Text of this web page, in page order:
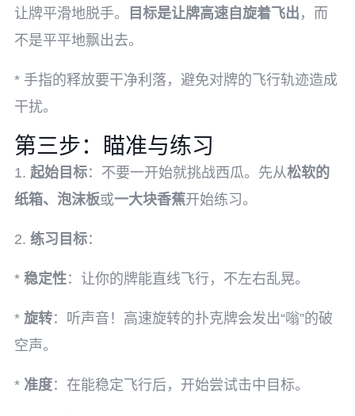
让牌平滑地脱手。
目标是让牌高速自旋着飞出 ，而
不是平平地飘出去。
* 手指的释放要干净利落，避免对牌的飞行轨迹造成
干扰。
第三步：瞄准与练习
1. 起始目标：不要一开始就挑战西瓜。先从松软的
纸箱、泡沫板或一大块香蕉开始练习。
2. 练习目标：
* 稳定性：让你的牌能直线飞行，不左右乱晃。
* 旋转：听声音！高速旋转的扑克牌会发出“嗡”的破
空声。
* 准度：在能稳定飞行后，开始尝试击中目标。